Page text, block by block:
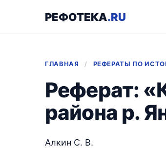
РЕФОТЕКА.RU
ГЛАВНАЯ / РЕФЕРАТЫ ПО
Реферат:
района р.
Алкин С. В.